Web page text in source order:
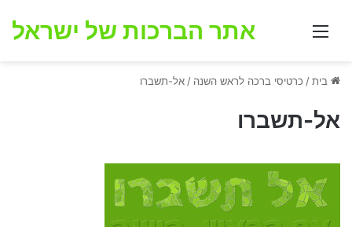
תפריט אתר הברכות של ישראל
בית/ כרטיסי ברכה לראש השנה / אל-תשברו
אל-תשברו